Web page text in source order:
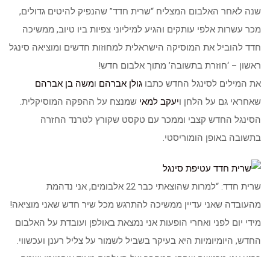
שנה לאחר האלבום המצליח “שרית חדד” שהנפיק להיטים גדולים,
מכר עשרות אלפי עותקים והגיע למיליוני צפיות ביו טיוב, ממשיכה
חדד להוביל את המוסיקה הישראלית למחוזות חדשים ומוציאה סינגל
ראשון – ‘חוזרת בתשובה’ מתוך אלבום חדש!
את המילים לסינגל החדש כתבו גולן אברהם ומשה בן אברהם
שאחראי גם על הלחן ויעקב למאי שמנצח על ההפקה המוסיקלית.
הסינגל החדש קצבי וממכר עם טקסט שקורץ לטרנד החזרה
בתשובה באופן הומוריסטי.
שרית חדד: “למרות שהוצאתי כבר 22 אלבומים, אני נדהמת
מהעובדה שאני עדיין ממשיכה להתרגש מכל שיר חדש שאני מוציאה!
מידי יום לפני ואחרי הופעות אני נמצאת באולפן ועובדת על האלבום
החדש, היומיומיות היא בעיקר בשביל לשמור על צליל רענן ועכשווי.